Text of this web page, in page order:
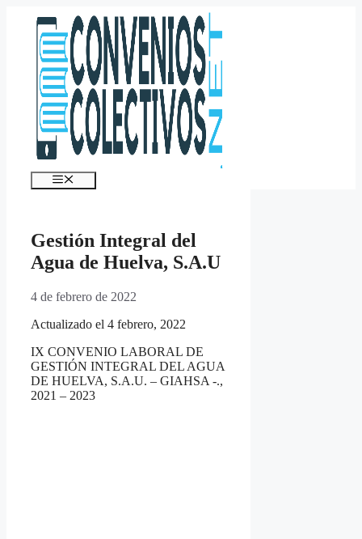
contenido
Menú
Gestión Integral del
Agua de Huelva, S.A.U
4 de febrero de 2022
Actualizado el 4 febrero, 2022
IX CONVENIO LABORAL DE
GESTIÓN INTEGRAL DEL AGUA
DE HUELVA, S.A.U. – GIAHSA -.,
2021 – 2023